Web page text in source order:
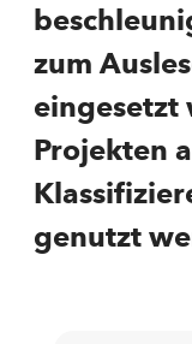
zum
eingesetzt
Projekten
genutzt